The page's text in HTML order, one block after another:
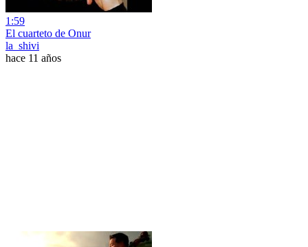
1:59
El cuarteto de Onur
la_shivi
hace 11 años